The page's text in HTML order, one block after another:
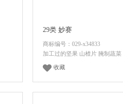
29类 妙赛
商标编号：029-x34833
加工过的坚果 山楂片 腌制蔬菜
收藏